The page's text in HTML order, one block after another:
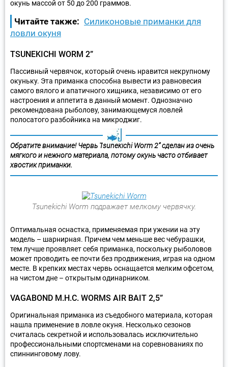
окунь массой от 50 до 200 граммов.
Читайте также: Силиконовые приманки для
ловли окуня
TSUNEKICHI WORM 2”
Пассивный червячок, который очень нравится некрупному
окуньку. Эта приманка способна вывести из равновесия
самого вялого и апатичного хищника, независимо от его
настроения и аппетита в данный момент. Однозначно
рекомендована рыболову, занимающемуся ловлей
полосатого разбойника на микроджиг.
Обратите внимание! Червь Tsunekichi Worm 2” сделан из очень
мягкого и нежного материала, потому окунь часто отбивает
хвостик приманки.
Tsunekichi Worm подражает мелкому червячку.
Оптимальная оснастка, применяемая при ужении на эту
модель – шарнирная. Причем чем меньше вес чебурашки,
тем лучше проявляет себя приманка, поскольку рыболовов
может проводить ее почти без продвижения, играя на одном
месте. В крепких местах червь оснащается мелким офсетом,
на чистом дне – открытым одинарником.
VAGABOND M.H.C. WORMS AIR BAIT 2,5”
Оригинальная приманка из съедобного материала, которая
нашла применение в ловле окуня. Несколько сезонов
считалась секретной и использовалась исключительно
профессиональными спортсменами на соревнованиях по
спиннинговому лову.